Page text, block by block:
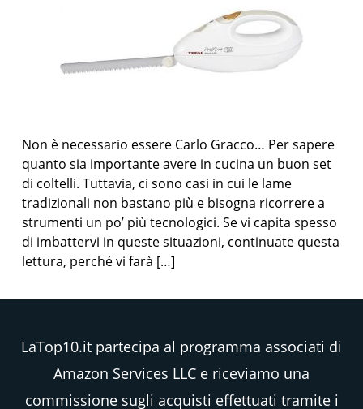
Non è necessario essere Carlo Gracco… Per sapere
quanto sia importante avere in cucina un buon set
di coltelli. Tuttavia, ci sono casi in cui le lame
tradizionali non bastano più e bisogna ricorrere a
strumenti un po’ più tecnologici. Se vi capita spesso
di imbattervi in queste situazioni, continuate questa
lettura, perché vi farà […]
LaTop10.it partecipa al programma associati di
Amazon Services LLC e riceviamo una
commissione sugli acquisti effettuati tramite i